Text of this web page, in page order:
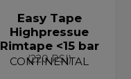
Easy Tape
Highpressue
Rimtape <15 bar
(220 PSI)
CONTINENTAL